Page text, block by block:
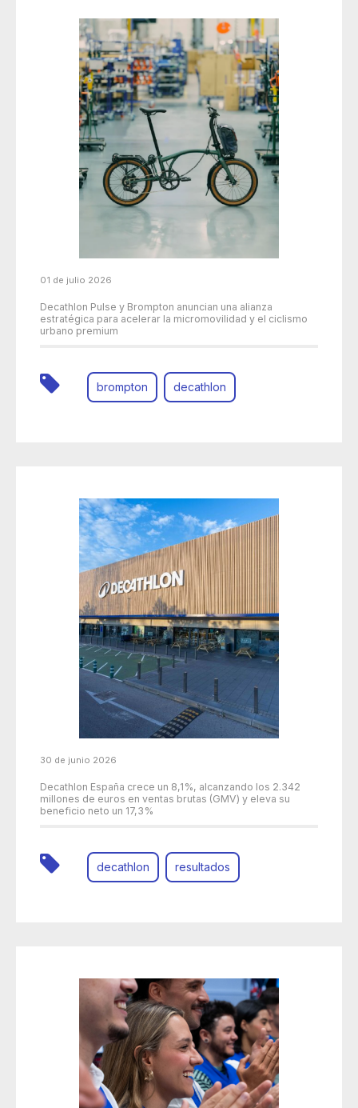
01 de julio 2026
Decathlon Pulse y Brompton anuncian una alianza
estratégica para acelerar la micromovilidad y el ciclismo
urbano premium
brompton decathlon
30 de junio 2026
Decathlon España crece un 8,1%, alcanzando los 2.342
millones de euros en ventas brutas (GMV) y eleva su
beneficio neto un 17,3%
decathlon resultados